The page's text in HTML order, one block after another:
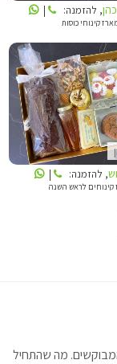
, להזמנה: |
קינוחי כוסות
סיגליתוש
, להזמנה: |
קינוחים לראש השנה
מה שהתחיל